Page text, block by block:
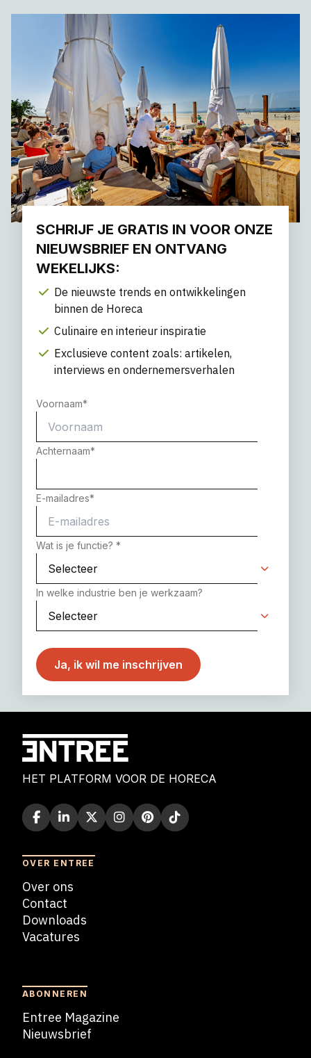
SCHRIJF JE GRATIS IN VOOR ONZE
NIEUWSBRIEF EN ONTVANG
WEKELIJKS:
De nieuwste trends en ontwikkelingen
binnen de Horeca
Culinaire en interieur inspiratie
Exclusieve content zoals: artikelen,
interviews en ondernemersverhalen
Voornaam*
Achternaam*
E-mailadres*
Wat is je functie? *
In welke industrie ben je werkzaam?
HET PLATFORM VOOR DE HORECA
OVER ENTREE
Over ons
Contact
Downloads
Vacatures
ABONNEREN
Entree Magazine
Nieuwsbrief